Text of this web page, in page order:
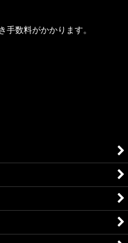
数料がかかります。